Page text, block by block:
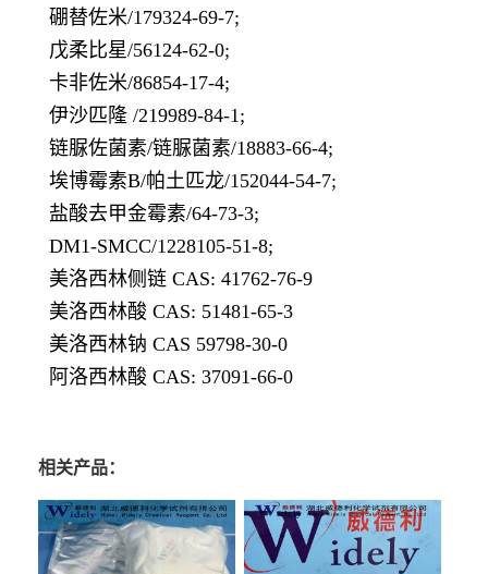
硼替佐米/179324-69-7;
戊柔比星/56124-62-0;
卡非佐米/86854-17-4;
伊沙匹隆 /219989-84-1;
链脲佐菌素/链脲菌素/18883-66-4;
埃博霉素B/帕土匹龙/152044-54-7;
盐酸去甲金霉素/64-73-3;
DM1-SMCC/1228105-51-8;
美洛西林侧链 CAS: 41762-76-9
美洛西林酸 CAS: 51481-65-3
美洛西林钠 CAS 59798-30-0
阿洛西林酸 CAS: 37091-66-0
相关产品：